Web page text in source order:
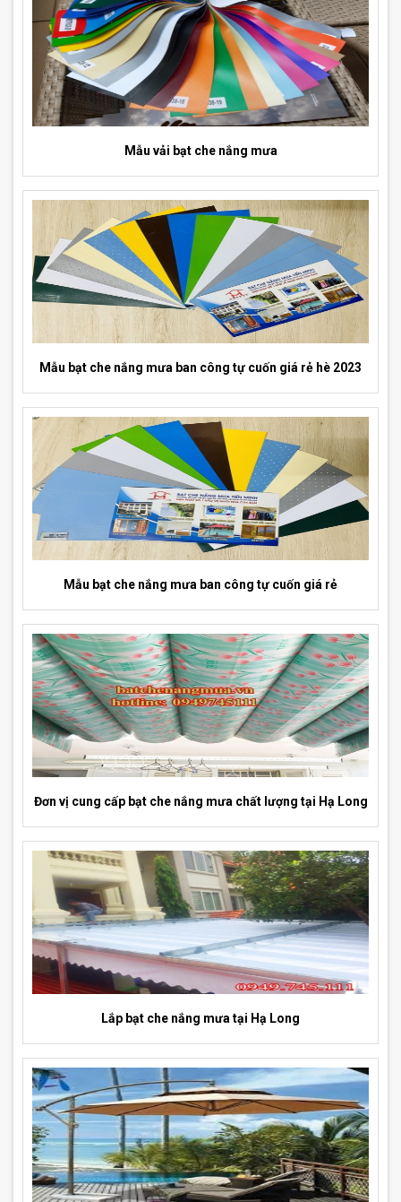
Mẫu vải bạt che nắng mưa
Mẫu bạt che nắng mưa ban công tự cuốn giá rẻ hè 2023
Mẫu bạt che nắng mưa ban công tự cuốn giá rẻ
Đơn vị cung cấp bạt che nắng mưa chất lượng tại Hạ Long
Lắp bạt che nắng mưa tại Hạ Long